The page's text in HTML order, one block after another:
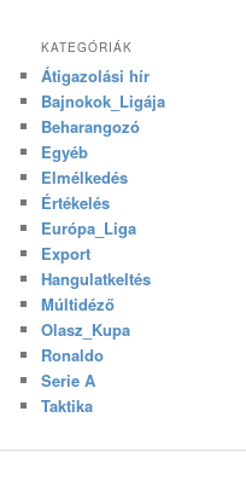
KATEGÓRIÁK
Átigazolási hír
Bajnokok_Ligája
Beharangozó
Egyéb
Elmélkedés
Értékelés
Európa_Liga
Export
Hangulatkeltés
Múltidéző
Olasz_Kupa
Ronaldo
Serie A
Taktika